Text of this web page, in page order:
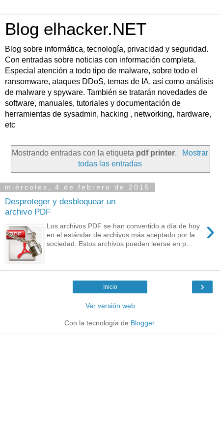
Blog elhacker.NET
Blog sobre informática, tecnología, privacidad y seguridad.
Con entradas sobre noticias con información completa.
Especial atención a todo tipo de malware, sobre todo el
ransomware, ataques DDoS, temas de IA, así como análisis
de malware y spyware. También se tratarán novedades de
software, manuales, tutoriales y documentación de
herramientas de sysadmin, hacking , networking, hardware,
etc
Mostrando entradas con la etiqueta pdf printer.
Mostrar
todas las entradas
miércoles, 4 de febrero de 2015
Desproteger y desbloquear un
archivo PDF
›
Los archivos PDF se han convertido a día de hoy
en el estándar de archivos más aceptado por la
sociedad. Estos archivos pueden leerse en p...
›
Inicio
Ver versión web
Con la tecnología de Blogger.